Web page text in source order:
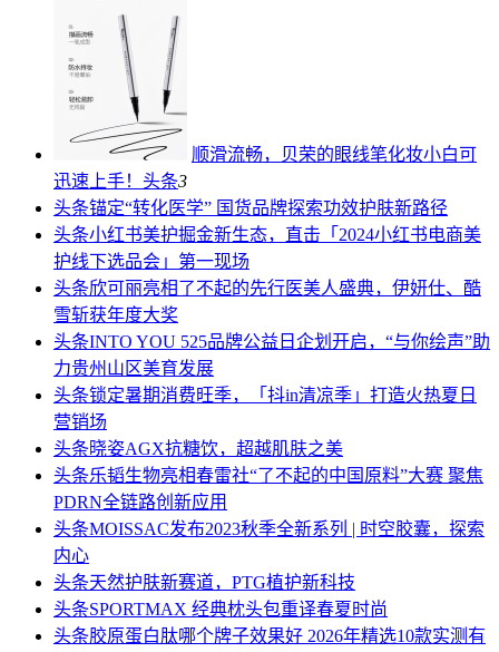
顺滑流畅，贝荣的眼线笔化妆小白可
迅速上手！ 头条3
头条锚定“转化医学” 国货品牌探索功效护肤新路径
头条小红书美护掘金新生态，直击「2024小红书电商美
护线下选品会」第一现场
头条欣可丽亮相了不起的先行医美人盛典，伊妍仕、酷
雪斩获年度大奖
头条INTO YOU 525品牌公益日企划开启，“与你绘声”助
力贵州山区美育发展
头条锁定暑期消费旺季，「抖in清凉季」打造火热夏日
营销场
头条晓姿AGX抗糖饮，超越肌肤之美
头条乐韬生物亮相春雷社“了不起的中国原料”大赛 聚焦
PDRN全链路创新应用
头条MOISSAC发布2023秋季全新系列 | 时空胶囊，探索
内心
头条天然护肤新赛道，PTG植护新科技
头条SPORTMAX 经典枕头包重译春夏时尚
头条胶原蛋白肽哪个牌子效果好 2026年精选10款实测有